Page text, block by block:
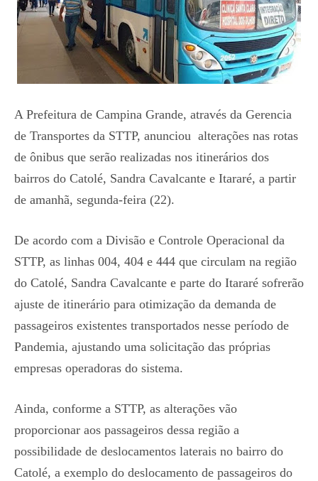
A Prefeitura de Campina Grande, através da Gerencia
de Transportes da STTP, anunciou alterações nas rotas
de ônibus que serão realizadas nos itinerários dos
bairros do Catolé, Sandra Cavalcante e Itararé, a partir
de amanhã, segunda-feira (22).
De acordo com a Divisão e Controle Operacional da
STTP, as linhas 004, 404 e 444 que circulam na região
do Catolé, Sandra Cavalcante e parte do Itararé sofrerão
ajuste de itinerário para otimização da demanda de
passageiros existentes transportados nesse período de
Pandemia, ajustando uma solicitação das próprias
empresas operadoras do sistema.
Ainda, conforme a STTP, as alterações vão
proporcionar aos passageiros dessa região a
possibilidade de deslocamentos laterais no bairro do
Catolé, a exemplo do deslocamento de passageiros do